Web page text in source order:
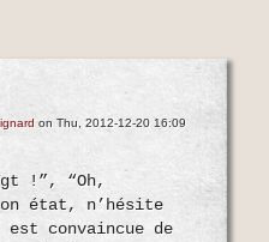
on Thu, 2012-12-20 16:09
!”, “Oh,
état, n’hésite
convaincue de